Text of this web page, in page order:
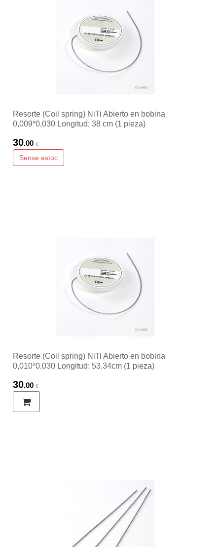
Resorte (Coil spring) NiTi Abierto en bobina
0,009*0,030 Longitud: 38 cm (1 pieza)
30.00 €
Sense estoc
Resorte (Coil spring) NiTi Abierto en bobina
0,010*0,030 Longitud: 53,34cm (1 pieza)
30.00 €